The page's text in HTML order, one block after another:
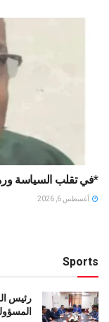
*في تقلب السياسة
أغسطس 6, 2026
Sports
رئيس